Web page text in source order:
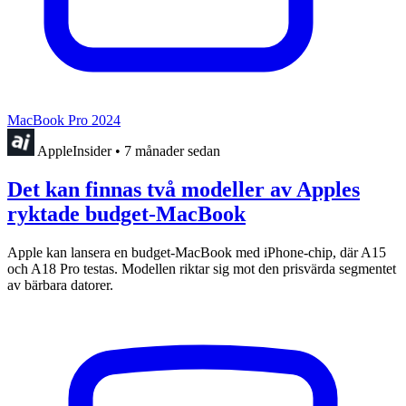
MacBook Pro 2024
AppleInsider • 7 månader sedan
Det kan finnas två modeller av Apples
ryktade budget-MacBook
Apple kan lansera en budget-MacBook med iPhone-chip, där A15
och A18 Pro testas. Modellen riktar sig mot den prisvärda segmentet
av bärbara datorer.